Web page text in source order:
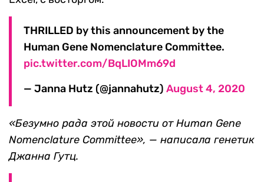
THRILLED by this announcement by the
Human Gene Nomenclature Committee.
pic.twitter.com/BqLIOMm69d
— Janna Hutz (@jannahutz) August 4, 2020
«Безумно рада этой новости от Human Gene
Nomenclature Committee», — написала генетик
Джанна Гутц.